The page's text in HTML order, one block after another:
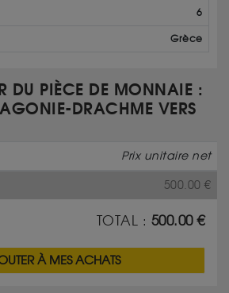
6
Grèce
DU PIÈCE DE MONNAIE :
DRACHME VERS
Prix unitaire net
500.00 €
TOTAL : 500.00€
À MES ACHATS